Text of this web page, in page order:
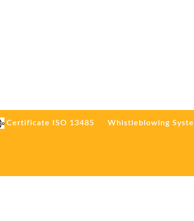
Certificate ISO 13485
Whistleblowing